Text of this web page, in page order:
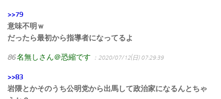
>>79
意味不明ｗ
だったら最初から指導者になってるよ
86名無しさん＠恐縮です ：2020/07/12(日) 07:29:39
>>83
岩隈とかそのうち公明党から出馬して政治家になるんとちゃ